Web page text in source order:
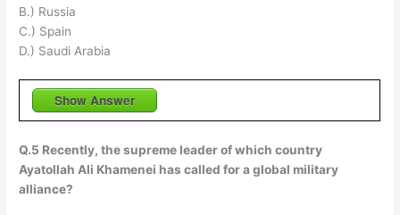
B.) Russia
C.) Spain
D.) Saudi Arabia
Show Answer
Q.5 Recently, the supreme leader of which country
Ayatollah Ali Khamenei has called for a global military
alliance?